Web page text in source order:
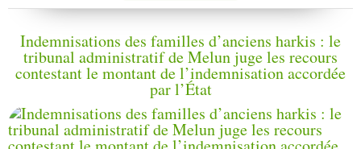
Indemnisations des familles d’anciens harkis : le
tribunal administratif de Melun juge les recours
contestant le montant de l’indemnisation accordée
par l’État